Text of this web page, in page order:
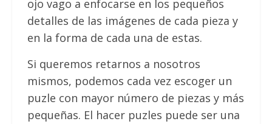
ojo vago a enfocarse en los pequeños
detalles de las imágenes de cada pieza y
en la forma de cada una de estas.
Si queremos retarnos a nosotros
mismos, podemos cada vez escoger un
puzle con mayor número de piezas y más
pequeñas. El hacer puzles puede ser una